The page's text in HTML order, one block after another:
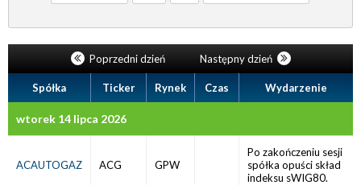
Poprzedni dzień Następny dzień
Spółka Ticker Rynek Czas Wydarzenie
wtorek 14 lipca 2026
ACAUTOGAZ ACG GPW
Po zakończeniu sesji
spółka opuści skład
indeksu sWIG80.